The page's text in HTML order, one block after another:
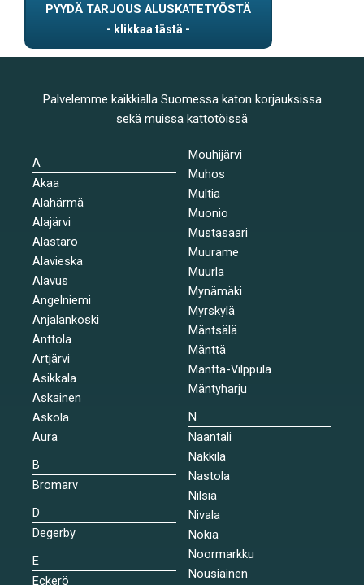
PYYDÄ TARJOUS ALUSKATETYÖSTÄ
Palvelemme kaikkialla Suomessa katon korjauksissa
sekä muissa kattotöissä
A
Akaa
Alahärmä
Alajärvi
Alastaro
Alavieska
Alavus
Angelniemi
Anjalankoski
Anttola
Artjärvi
Asikkala
Askainen
Askola
Aura
B
Bromarv
D
Degerby
E
Eckerö
Mouhijärvi
Muhos
Multia
Muonio
Mustasaari
Muurame
Muurla
Mynämäki
Myrskylä
Mäntsälä
Mänttä
Mänttä-Vilppula
Mäntyharju
N
Naantali
Nakkila
Nastola
Nilsiä
Nivala
Nokia
Noormarkku
Nousiainen